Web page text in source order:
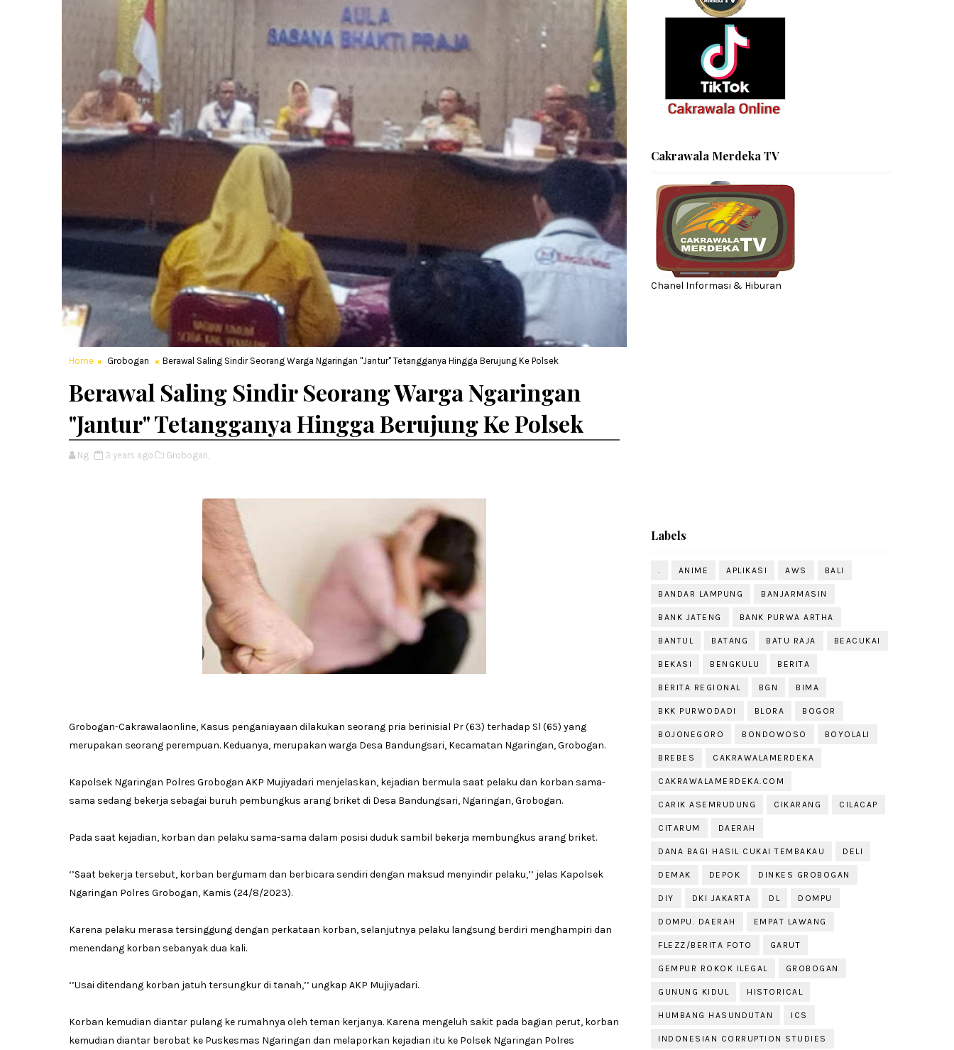
Home Grobogan Berawal Saling Sindir Seorang Warga Ngaringan "Jantur" Tetangganya Hingga Berujung Ke Polsek
Berawal Saling Sindir Seorang Warga Ngaringan
"Jantur" Tetangganya Hingga Berujung Ke Polsek
Ng 3 years ago Grobogan,
Grobogan-Cakrawalaonline, Kasus penganiayaan dilakukan seorang pria berinisial Pr (63) terhadap Sl (65) yang
merupakan seorang perempuan. Keduanya, merupakan warga Desa Bandungsari, Kecamatan Ngaringan, Grobogan.
Kapolsek Ngaringan Polres Grobogan AKP Mujiyadari menjelaskan, kejadian bermula saat pelaku dan korban sama-
sama sedang bekerja sebagai buruh pembungkus arang briket di Desa Bandungsari, Ngaringan, Grobogan.
Pada saat kejadian, korban dan pelaku sama-sama dalam posisi duduk sambil bekerja membungkus arang briket.
‘’Saat bekerja tersebut, korban bergumam dan berbicara sendiri dengan maksud menyindir pelaku,’’ jelas Kapolsek
Ngaringan Polres Grobogan, Kamis (24/8/2023).
Karena pelaku merasa tersinggung dengan perkataan korban, selanjutnya pelaku langsung berdiri menghampiri dan
menendang korban sebanyak dua kali.
‘’Usai ditendang korban jatuh tersungkur di tanah,’’ ungkap AKP Mujiyadari.
Korban kemudian diantar pulang ke rumahnya oleh teman kerjanya. Karena mengeluh sakit pada bagian perut, korban
kemudian diantar berobat ke Puskesmas Ngaringan dan melaporkan kejadian itu ke Polsek Ngaringan Polres
Cakrawala Merdeka TV
Chanel Informasi & Hiburan
Labels
. ANIME APLIKASI AWS BALI
BANDAR LAMPUNG BANJARMASIN
BANK JATENG BANK PURWA ARTHA
BANTUL BATANG BATU RAJA BEACUKAI
BEKASI BENGKULU BERITA
BERITA REGIONAL BGN BIMA
BKK PURWODADI BLORA BOGOR
BOJONEGORO BONDOWOSO BOYOLALI
BREBES CAKRAWALAMERDEKA
CAKRAWALAMERDEKA.COM
CARIK ASEMRUDUNG CIKARANG CILACAP
CITARUM DAERAH
DANA BAGI HASIL CUKAI TEMBAKAU DELI
DEMAK DEPOK DINKES GROBOGAN
DIY DKI JAKARTA DL DOMPU
DOMPU. DAERAH EMPAT LAWANG
FLEZZ/BERITA FOTO GARUT
GEMPUR ROKOK ILEGAL GROBOGAN
GUNUNG KIDUL HISTORICAL
HUMBANG HASUNDUTAN ICS
INDONESIAN CORRUPTION STUDIES